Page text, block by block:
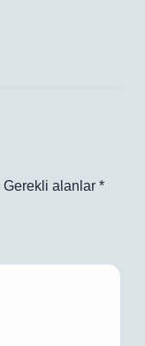
Gerekli alanlar *